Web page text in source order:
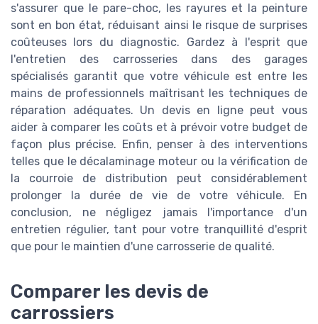
s'assurer que le pare-choc, les rayures et la peinture
sont en bon état, réduisant ainsi le risque de surprises
coûteuses lors du diagnostic. Gardez à l'esprit que
l'entretien des carrosseries dans des garages
spécialisés garantit que votre véhicule est entre les
mains de professionnels maîtrisant les techniques de
réparation adéquates. Un devis en ligne peut vous
aider à comparer les coûts et à prévoir votre budget de
façon plus précise. Enfin, penser à des interventions
telles que le décalaminage moteur ou la vérification de
la courroie de distribution peut considérablement
prolonger la durée de vie de votre véhicule. En
conclusion, ne négligez jamais l'importance d'un
entretien régulier, tant pour votre tranquillité d'esprit
que pour le maintien d'une carrosserie de qualité.
Comparer les devis de
carrossiers